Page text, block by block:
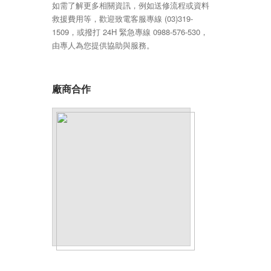
如需了解更多相關資訊，例如送修流程或資料
救援費用等，歡迎致電客服專線 (03)319-
1509，或撥打 24H 緊急專線 0988-576-530，
由專人為您提供協助與服務。
廠商合作